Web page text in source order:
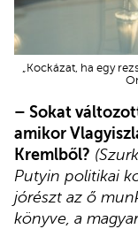
„Kockázat, ha egy
– Sokat
amikor
Kremlből?
Putyin politikai
jórészt az ő
könyve, a